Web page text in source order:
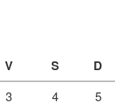
V S D
3 4
5